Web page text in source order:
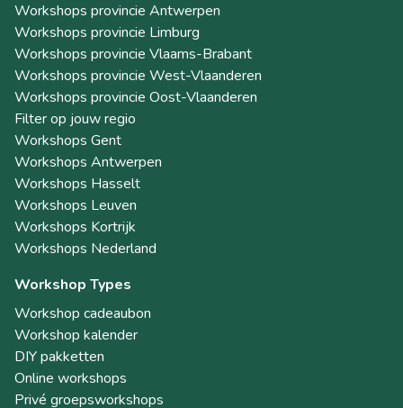
Workshops provincie Antwerpen
Workshops provincie Limburg
Workshops provincie Vlaams-Brabant
Workshops provincie West-Vlaanderen
Workshops provincie Oost-Vlaanderen
Filter op jouw regio
Workshops Gent
Workshops Antwerpen
Workshops Hasselt
Workshops Leuven
Workshops Kortrijk
Workshops Nederland
Workshop Types
Workshop cadeaubon
Workshop kalender
DIY pakketten
Online workshops
Privé groepsworkshops